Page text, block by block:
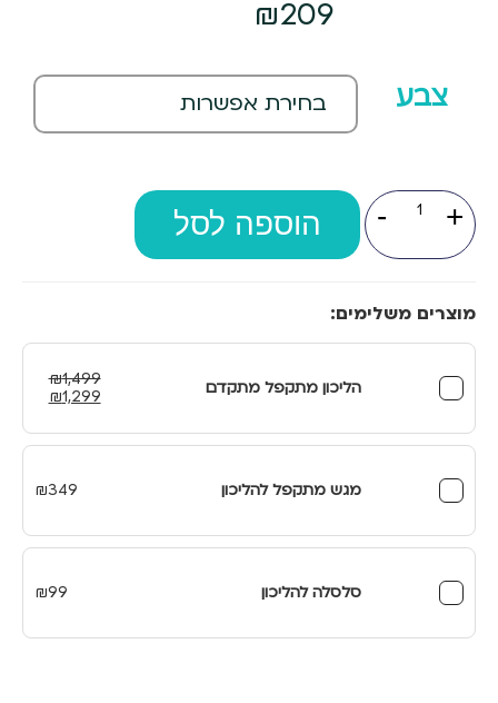
₪209
צבע
-
כמות
של
רב
+ הוספה לסל
מוצרים משלימים:
הליכון מתקפל מתקדם ₪1,499
המחיר
היה:
₪1,499.
₪1,299
הוא:
מגש מתקפל להליכון
₪349
סלסלה להליכון ₪99